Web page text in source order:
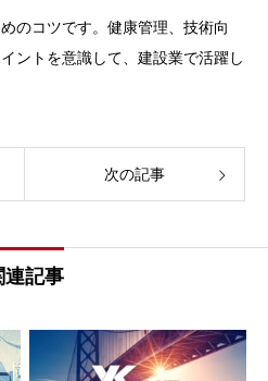
のコツです。健康管理、技術向
ントを意識して、建設業で活躍し
次の記事
連記事